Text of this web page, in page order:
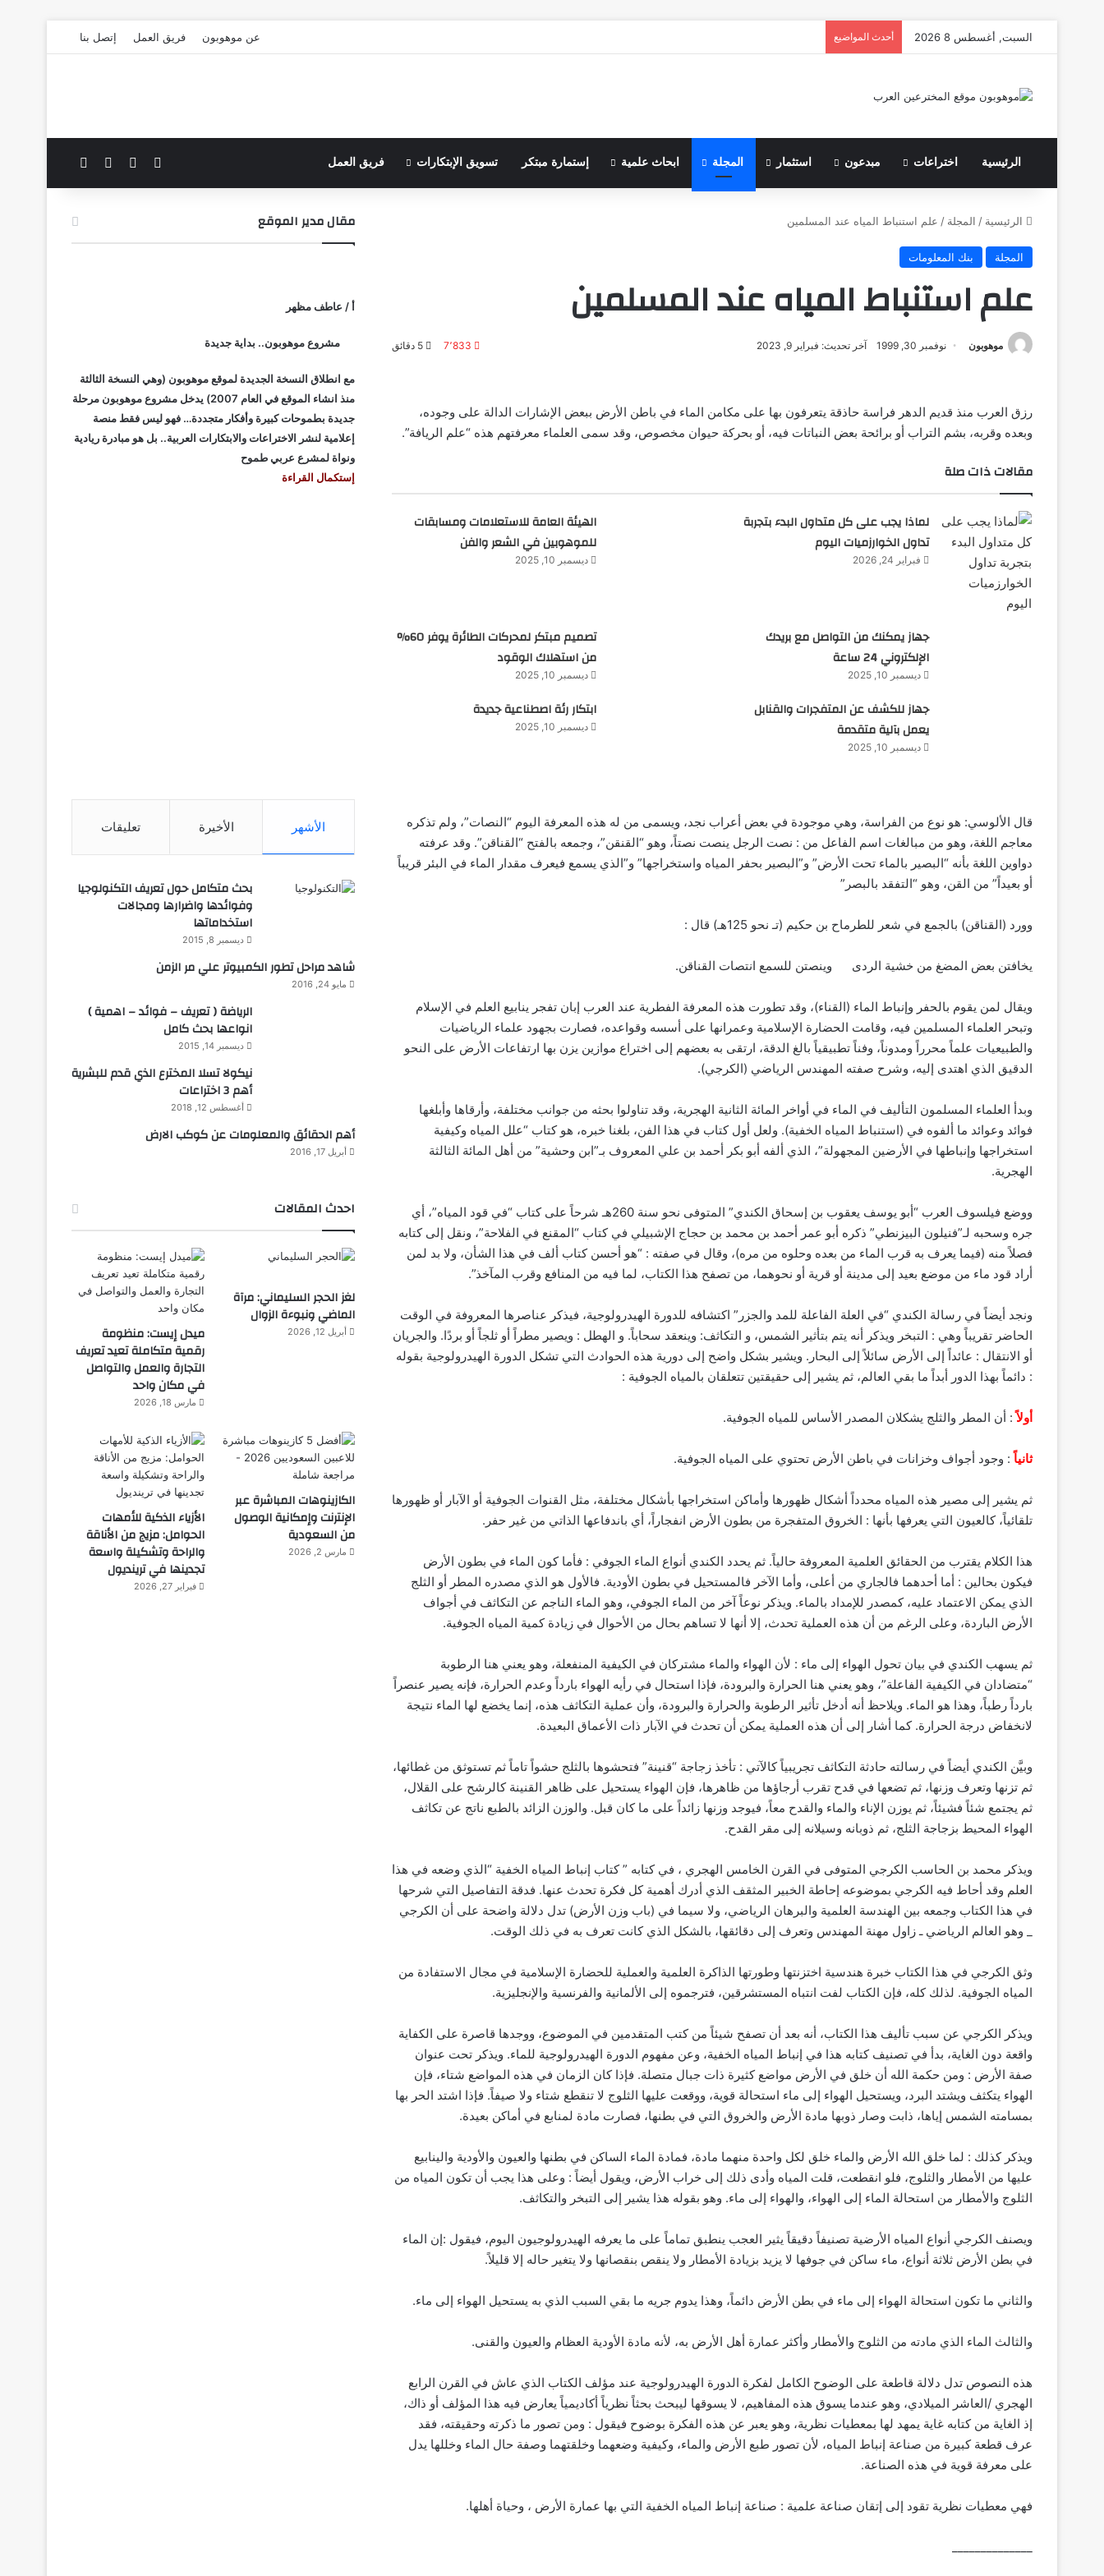
السبت, أغسطس 8 2026 أحدث المواضيع عن موهوبون فريق العمل إتصل بنا
الرئيسية اختراعات مبدعون استثمار المجلة ابحاث علمية إستمارة مبتكر تسويق الإبتكارات فريق العمل فيسبوك الوضع المظلم
الرئيسية / المجلة / علم استنباط المياه عند المسلمين
المجلة بنك المعلومات
علم استنباط المياه عند المسلمين
موهوبون نوفمبر 30, 1999 آخر تحديث: فبراير 9, 2023 7٬833
رزق العرب منذ قديم الدهر فراسة حاذقة يتعرفون بها على مكامن الماء في باطن الأرض ببعض الإشارات الدالة على وجوده،
وبعده وقربه، بشم التراب أو برائحة بعض النباتات فيه، أو بحركة حيوان مخصوص، وقد سمى العلماء معرفتهم هذه “علم الريافة”.
مقالات ذات صلة
لماذا يجب على كل متداول البدء بتجربة
تداول الخوارزميات اليوم
فبراير 24, 2026
الهيئة العامة للاستعلامات ومسابقات
للموهوبين في الشعر والفن
ديسمبر 10, 2025
جهاز يمكنك من التواصل مع بريدك
الإلكتروني 24 ساعة
ديسمبر 10, 2025
تصميم مبتكر لمحركات الطائرة يوفر 60%
من استهلاك الوقود
ديسمبر 10, 2025
جهاز للكشف عن المتفجرات والقنابل
يعمل بآلية متقدمة
ديسمبر 10, 2025
ابتكار رئة اصطناعية جديدة
ديسمبر 10, 2025
قال الألوسي: هو نوع من الفراسة، وهي موجودة في بعض أعراب نجد، ويسمى من له هذه المعرفة اليوم “النصات”، ولم تذكره
معاجم اللغة، وهو من مبالغات اسم الفاعل من : نصت الرجل ينصت نصتاً، وهو “القنقن”، وجمعه بالفتح “القناقن”. وقد عرفته
دواوين اللغة بأنه “البصير بالماء تحت الأرض” و”البصير بحفر المياه واستخراجها” و”الذي يسمع فيعرف مقدار الماء في البئر قريباً
أو بعيداً” من القن، وهو “التفقد بالبصر”
وورد (القناقن) بالجمع في شعر للطرماح بن حكيم (تـ نحو 125هـ) قال :
يخافتن بعض المضغ من خشية الردى وينصتن للسمع انتصات القناقن.
ويقال لمن يقوم بالحفر وإنباط الماء (القناء)، وقد تطورت هذه المعرفة الفطرية عند العرب إبان تفجر ينابيع العلم في الإسلام
وتبحر العلماء المسلمين فيه، وقامت الحضارة الإسلامية وعمرانها على أسسه وقواعده، فصارت بجهود علماء الرياضيات
والطبيعيات علماً محرراً ومدوناً، وفناً تطبيقياً بالغ الدقة، ارتقى به بعضهم إلى اختراع موازين يزن بها ارتفاعات الأرض على النحو
الدقيق الذي اهتدى إليه، وشرح صفته المهندس الرياضي (الكرجي).
وبدأ العلماء المسلمون التأليف في الماء في أواخر المائة الثانية الهجرية، وقد تناولوا بحثه من جوانب مختلفة، وأرقاها وأبلغها
فوائد وعوائد ما ألفوه في (استنباط المياه الخفية). ولعل أول كتاب في هذا الفن، بلغنا خبره، هو كتاب “علل المياه وكيفية
استخراجها وإنباطها في الأرضين المجهولة”، الذي ألفه أبو بكر أحمد بن علي المعروف بـ”ابن وحشية” من أهل المائة الثالثة
الهجرية.
ووضع فيلسوف العرب “أبو يوسف يعقوب بن إسحاق الكندي” المتوفى نحو سنة 260هـ شرحاً على كتاب “في قود المياه”، أي
جره وسحبه لـ”فنيلون البيزنطي” ذكره أبو عمر أحمد بن محمد بن حجاج الإشبيلي في كتاب “المقنع في الفلاحة”، ونقل إلى كتابه
فصلاً منه (فيما يعرف به قرب الماء من بعده وحلوه من مره)، وقال في صفته : “هو أحسن كتاب ألف في هذا الشأن، ولا بد لمن
أراد قود ماء من موضع بعيد إلى مدينة أو قرية أو نحوهما، من تصفح هذا الكتاب، لما فيه من المنافع وقرب المآخذ”.
ونجد أيضاً في رسالة الكندي “في العلة الفاعلة للمد والجزر” اكتشافه للدورة الهيدرولوجية، فيذكر عناصرها المعروفة في الوقت
الحاضر تقريباً وهي : التبخر ويذكر أنه يتم بتأثير الشمس، و التكاثف: وينعقد سحاباً. و الهطل : ويصير مطراً أو ثلجاً أو بردًا. والجريان
أو الانتقال : عائداً إلى الأرض سائلاً إلى البحار. ويشير بشكل واضح إلى دورية هذه الحوادث التي تشكل الدورة الهيدرولوجية بقوله
: دائماً بهذا الدور أبداً ما بقي العالم، ثم يشير إلى حقيقتين تتعلقان بالمياه الجوفية :
أولاً: أن المطر والثلج يشكلان المصدر الأساس للمياه الجوفية.
ثانياً : وجود أجواف وخزانات في باطن الأرض تحتوي على المياه الجوفية.
ثم يشير إلى مصير هذه المياه محدداً أشكال ظهورها وأماكن استخراجها بأشكال مختلفة، مثل القنوات الجوفية أو الآبار أو ظهورها
تلقائياً، كالعيون التي يعرفها بأنها : الخروق المتفجرة من بطون الأرض انفجاراً، أي باندفاعها الذاتي من غير حفر.
هذا الكلام يقترب من الحقائق العلمية المعروفة حالياً. ثم يحدد الكندي أنواع الماء الجوفي : فأما كون الماء في بطون الأرض
فيكون بحالين : أما أحدهما فالجاري من أعلى، وأما الآخر فالمستحيل في بطون الأودية. فالأول هو الذي مصدره المطر أو الثلج
الذي يمكن الاعتماد عليه، كمصدر للإمداد بالماء. ويذكر نوعاً آخر من الماء الجوفي، وهو الماء الناجم عن التكاثف في أجواف
الأرض الباردة، وعلى الرغم من أن هذه العملية تحدث، إلا أنها لا تساهم بحال من الأحوال في زيادة كمية المياه الجوفية.
ثم يسهب الكندي في بيان تحول الهواء إلى ماء : لأن الهواء والماء مشتركان في الكيفية المنفعلة، وهو يعني هنا الرطوبة
“متضادان في الكيفية الفاعلة”، وهو يعني هنا الحرارة والبرودة، فإذا استحال في رأيه الهواء بارداً وعدم الحرارة، فإنه يصير عنصراً
بارداً رطباً، وهذا هو الماء. ويلاحظ أنه أدخل تأثير الرطوبة والحرارة والبرودة، وأن عملية التكاثف هذه، إنما يخضع لها الماء نتيجة
لانخفاض درجة الحرارة. كما أشار إلى أن هذه العملية يمكن أن تحدث في الآبار ذات الأعماق البعيدة.
وبيَّن الكندي أيضاً في رسالته حادثة التكاثف تجريبياً كالآتي : تأخذ زجاجة “قنينة” فتحشوها بالثلج حشواً تاماً ثم تستوثق من غطائها،
ثم تزنها وتعرف وزنها، ثم تضعها في قدح تقرب أرجاؤها من ظاهرها، فإن الهواء يستحيل على ظاهر القنينة كالرشح على القلال،
ثم يجتمع شئاً فشيئاً، ثم يوزن الإناء والماء والقدح معاً، فيوجد وزنها زائداً على ما كان قبل. والوزن الزائد بالطبع ناتج عن تكاثف
الهواء المحيط بزجاجة الثلج، ثم ذوبانه وسيلانه إلى مقر القدح.
ويذكر محمد بن الحاسب الكرجي المتوفى في القرن الخامس الهجري ، في كتابه ” كتاب إنباط المياه الخفية “الذي وضعه في هذا
العلم وقد أحاط فيه الكرجي بموضوعه إحاطة الخبير المثقف الذي أدرك أهمية كل فكرة تحدث عنها. فدقة التفاصيل التي شرحها
في هذا الكتاب وجمعه بين الهندسة العلمية والبرهان الرياضي، ولا سيما في (باب وزن الأرض) تدل دلالة واضحة على أن الكرجي
_ وهو العالم الرياضي ـ زاول مهنة المهندس وتعرف إلى دقائقها، بالشكل الذي كانت تعرف به في ذلك الوقت.
وثق الكرجي في هذا الكتاب خبرة هندسية اختزنتها وطورتها الذاكرة العلمية والعملية للحضارة الإسلامية في مجال الاستفادة من
المياه الجوفية. لذلك كله، فإن الكتاب لفت انتباه المستشرقين، فترجموه إلى الألمانية والفرنسية والإنجليزية.
ويذكر الكرجي عن سبب تأليف هذا الكتاب، أنه بعد أن تصفح شيئاً من كتب المتقدمين في الموضوع، ووجدها قاصرة على الكفاية
واقعة دون الغاية، بدأ في تصنيف كتابه هذا في إنباط المياه الخفية، وعن مفهوم الدورة الهيدرولوجية للماء. ويذكر تحت عنوان
صفة الأرض : ومن حكمة الله أن خلق في الأرض مواضع كثيرة ذات جبال متصلة. فإذا كان الزمان في هذه المواضع شتاء، فإن
الهواء يتكثف ويشتد البرد، ويستحيل الهواء إلى ماء استحالة قوية، ووقعت عليها الثلوج لا تنقطع شتاء ولا صيفاً. فإذا اشتد الحر بها
بمسامته الشمس إياها، ذابت وصار ذوبها مادة الأرض والخروق التي في بطنها، فصارت مادة لمنابع في أماكن بعيدة.
ويذكر كذلك : لما خلق الله الأرض والماء خلق لكل واحدة منهما مادة، فمادة الماء الساكن في بطنها والعيون والأودية والينابيع
عليها من الأمطار والثلوج، فلو انقطعت، قلت المياه وأدى ذلك إلى خراب الأرض، ويقول أيضاً : وعلى هذا يجب أن تكون المياه من
الثلوج والأمطار من استحالة الماء إلى الهواء، والهواء إلى ماء. وهو بقوله هذا يشير إلى التبخر والتكاثف.
ويصنف الكرجي أنواع المياه الأرضية تصنيفاً دقيقاً يثير العجب ينطبق تماماً على ما يعرفه الهيدرولوجيون اليوم، فيقول :إن الماء
في بطن الأرض ثلاثة أنواع، ماء ساكن في جوفها لا يزيد بزيادة الأمطار ولا ينقص بنقصانها ولا يتغير حاله إلا قليلاً.
والثاني ما تكون استحالة الهواء إلى ماء في بطن الأرض دائماً، وهذا يدوم جريه ما بقي السبب الذي به يستحيل الهواء إلى ماء.
والثالث الماء الذي مادته من الثلوج والأمطار وأكثر عمارة أهل الأرض به، لأنه مادة الأودية العظام والعيون والقنى.
هذه النصوص تدل دلالة قاطعة على الوضوح الكامل لفكرة الدورة الهيدرولوجية عند مؤلف الكتاب الذي عاش في القرن الرابع
الهجري /العاشر الميلادي، وهو عندما يسوق هذه المفاهيم، لا يسوقها ليبحث بحثاً نظرياً أكاديمياً يعارض فيه هذا المؤلف أو ذاك،
إذ الغاية من كتابه غاية يمهد لها بمعطيات نظرية، وهو يعبر عن هذه الفكرة بوضوح فيقول : ومن تصور ما ذكرته وحقيقته، فقد
عرف قطعة كبيرة من صناعة إنباط المياه، لأن تصور طبع الأرض والماء، وكيفية وضعهما وخلقتهما وصفة حال الماء وخللها يدل
على معرفة قوية في هذه الصناعة.
فهي معطيات نظرية تقود إلى إتقان صناعة علمية : صناعة إنباط المياه الخفية التي بها عمارة الأرض ، وحياة أهلها.
مقال مدير الموقع
أ / عاطف مظهر
مشروع موهوبون.. بداية جديدة
مع انطلاق النسخة الجديدة لموقع موهوبون (وهي النسخة الثالثة
منذ انشاء الموقع في العام 2007) يدخل مشروع موهوبون مرحلة
جديدة بطموحات كبيرة وأفكار متجددة… فهو ليس فقط منصة
إعلامية لنشر الاختراعات والابتكارات العربية.. بل هو مبادرة ريادية
ونواة لمشرع عربي طموح
إستكمال القراءة
الأشهر الأخيرة تعليقات
بحث متكامل حول تعريف التكنولوجيا
وفوائدها واضرارها ومجالات
استخداماتها
ديسمبر 8, 2015
شاهد مراحل تطور الكمبيوتر علي مر الزمن
مايو 24, 2016
الرياضة ( تعريف – فوائد – اهمية )
انواعها بحث كامل
ديسمبر 14, 2015
نيكولا تسلا المخترع الذي قدم للبشرية
أهم 3 اختراعات
أغسطس 12, 2018
أهم الحقائق والمعلومات عن كوكب الارض
أبريل 17, 2016
احدث المقالات
لغز الحجر السليماني: مرآة
الماضي ونبوءة الزوال
أبريل 12, 2026
ميدل إيست: منظومة
رقمية متكاملة تعيد تعريف
التجارة والعمل والتواصل
في مكان واحد
مارس 18, 2026
الكازينوهات المباشرة عبر
الإنترنت وإمكانية الوصول
من السعودية
مارس 2, 2026
الأزياء الذكية للأمهات
الحوامل: مزيج من الأناقة
والراحة وتشكيلة واسعة
تجدينها في ترينديول
فبراير 27, 2026